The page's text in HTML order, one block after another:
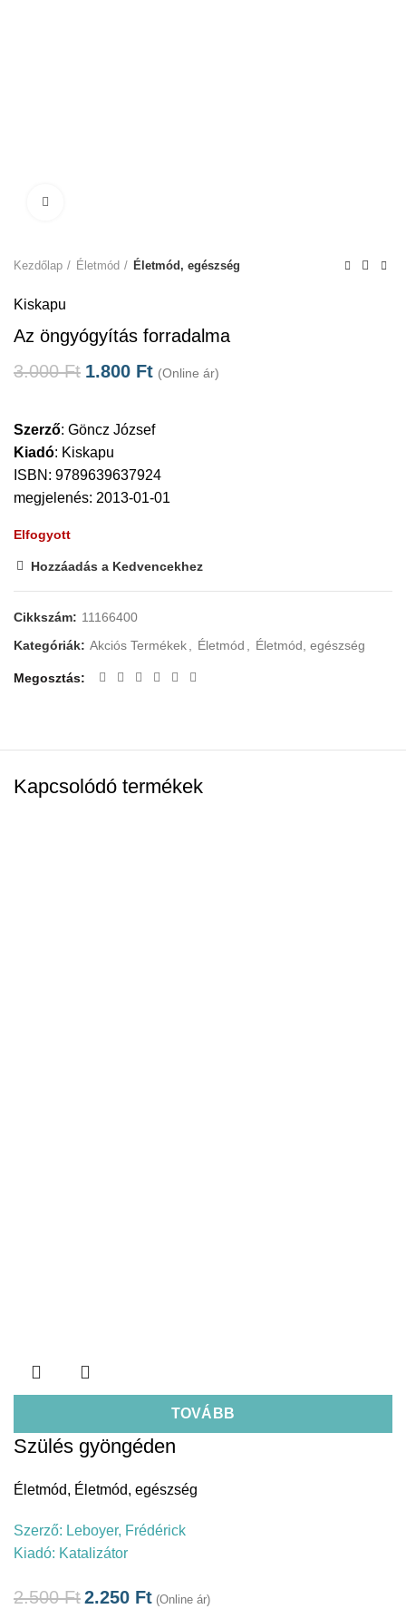
Kezdőlap Életmód Életmód, egészség
Kiskapu
Az öngyógyítás forradalma
3.000Ft 1.800 Ft (Online ár)
Szerző: Göncz József
Kiadó: Kiskapu
ISBN: 9789639637924
megjelenés: 2013-01-01
Elfogyott
Hozzáadás a Kedvencekhez
Cikkszám: 11166400
Kategóriák: Akciós Termékek Életmód Életmód, egészség
Megosztás
Kapcsolódó termékek
TOVÁBB
Szülés gyöngéden
Életmód, Életmód, egészség
Szerző: Leboyer, Frédérick
Kiadó: Katalizátor
2.500Ft2.250 Ft (Online ár)